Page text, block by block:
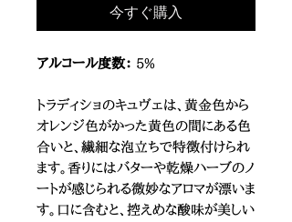
今すぐ購入
アルコール度数： 5%
トラディショのキュヴェは、黄金色から
オレンジ色がかった黄色の間にある色
合いと、繊細な泡立ちで特徴付けられ
ます。香りにはバターや乾燥ハーブのノ
ートが感じられる微妙なアロマが漂いま
す。口に含むと、控えめな酸味が美しい